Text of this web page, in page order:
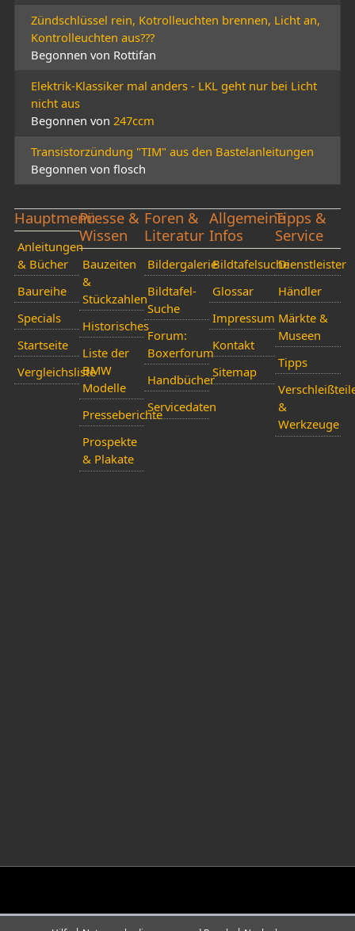
Zündschlüssel rein, Kotrolleuchten brennen, Licht an,
Kontrolleuchten aus???
Begonnen von Rottifan
Elektrik-Klassiker mal anders - LKL geht nur bei Licht
nicht aus
Begonnen von 247ccm
Transistorzündung "TIM" aus den Bastelanleitungen
Begonnen von flosch
Hauptmenü
Anleitungen
& Bücher
Baureihe
Specials
Startseite
Vergleichsliste
Presse &
Wissen
Bauzeiten
&
Stückzahlen
Historisches
Liste der
BMW
Modelle
Presseberichte
Prospekte
& Plakate
Foren &
Literatur
Bildergalerie
Bildtafel-
Suche
Forum:
Boxerforum
Handbücher
Servicedaten
Allgemeine
Infos
Bildtafelsuche
Glossar
Impressum
Kontakt
Sitemap
Tipps &
Service
Dienstleister
Händler
Märkte &
Museen
Tipps
&
Werkzeuge